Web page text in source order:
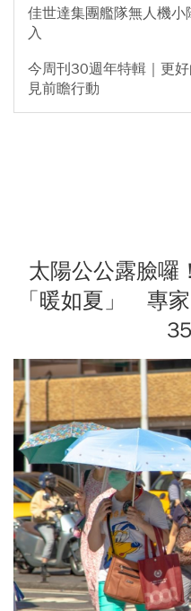
佳世達集團艦隊無人機
入
今周刊30週年特輯｜更
見前瞻行動
太陽公公露臉囉
「暖如夏」 專